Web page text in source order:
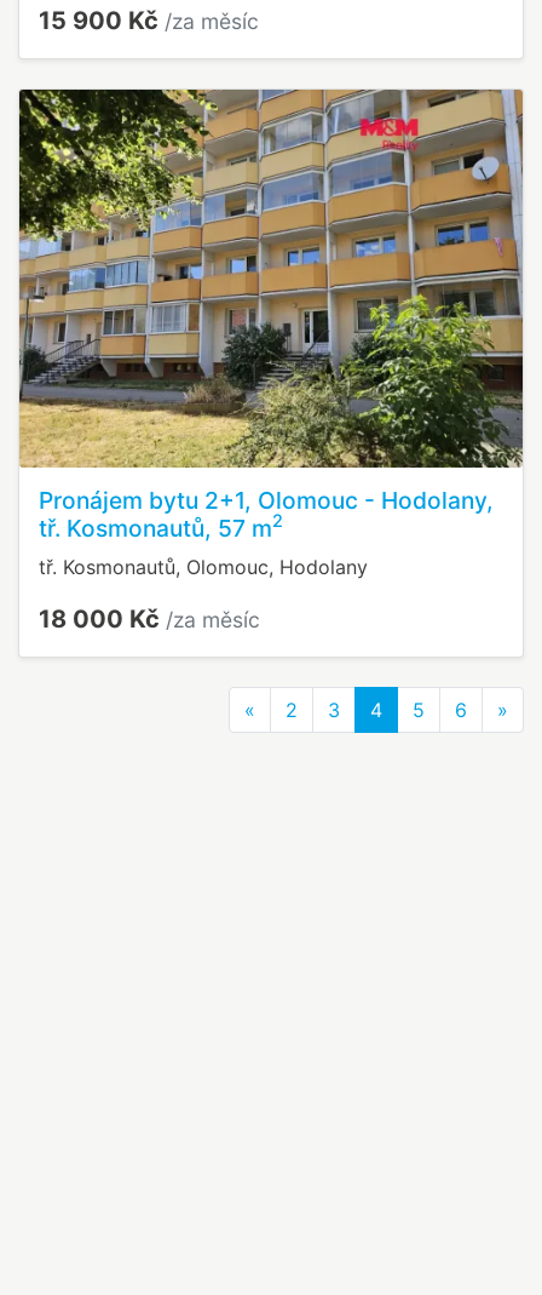
15 900 Kč /za měsíc
Pronájem bytu 2+1, Olomouc - Hodolany,
tř. Kosmonautů, 57 m2
tř. Kosmonautů, Olomouc, Hodolany
18 000 Kč /za měsíc
« Previous
2 3 4 5 6 »